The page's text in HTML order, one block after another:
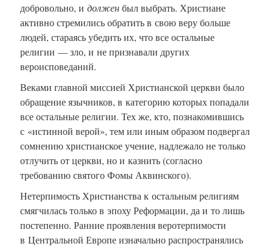
добровольно, и долженбыл выбрать. Христиане
активно стремились обратить в свою веру больше
людей, стараясь убедить их, что все остальные
религии — зло, и не признавали других
вероисповеданий.
Веками главной миссией Христианской церкви было
обращение язычников, в категорию которых попадали
все остальные религии. Тех же, кто, познакомившись
с «истинной верой», тем или иным образом подвергал
сомнению христианское учение, надлежало не только
отлучить от церкви, но и казнить (согласно
требованию святого Фомы Аквинского).
Нетерпимость Христианства к остальным религиям
смягчилась только в эпоху Реформации, да и то лишь
постепенно. Ранние проявления веротерпимости
в Центральной Европе изначально распространялись